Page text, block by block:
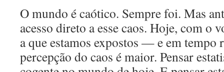
O mundo é caótico. Sempre foi. Mas
acesso direto a esse caos. Hoje, com o
a que estamos expostos — e em tempo
percepção do caos é maior. Pensar